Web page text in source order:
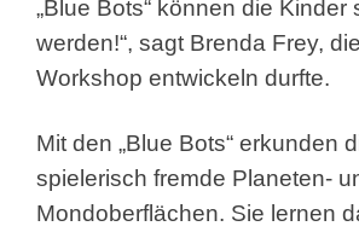
„Blue Bots“ können die Kinder
werden!“, sagt Brenda Frey,
Workshop entwickeln durfte.
Mit den „Blue Bots“ erkunden
spielerisch fremde Planeten-
Mondoberflächen. Sie lernen